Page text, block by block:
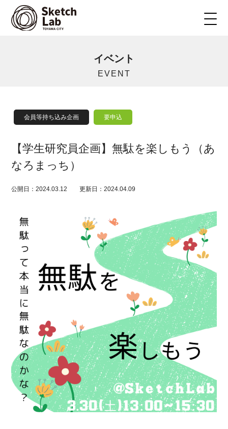
イベント
EVENT
【学生研究員企画】無駄を楽しもう（あ
なろまっち）
公開日：2024.03.12 更新日：2024.04.09
会員等持ち込み企画 要申込